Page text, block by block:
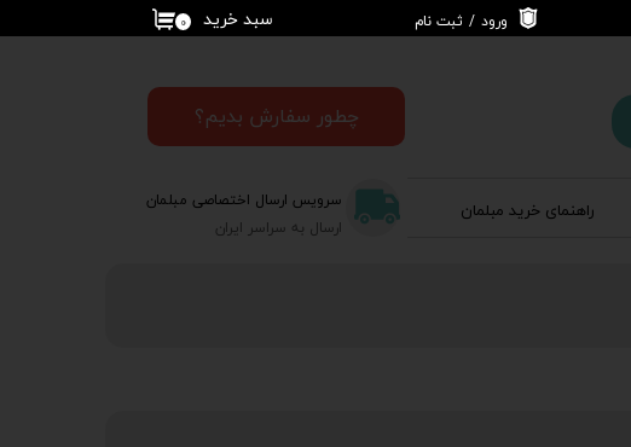
سرویس ارسال اختصاصی مبلمان
ارسال به سراسر ایران
۰ سبد خرید ورود / ثبت نام
خروج از حسابراهنمای خرید مبلمان
چطور سفارش بدیم؟